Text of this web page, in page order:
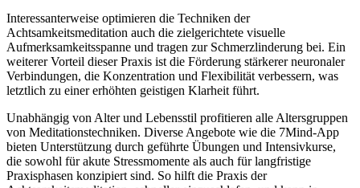
Interessanterweise optimieren die Techniken der
Achtsamkeitsmeditation auch die zielgerichtete visuelle
Aufmerksamkeitsspanne und tragen zur Schmerzlinderung bei. Ein
weiterer Vorteil dieser Praxis ist die Förderung stärkerer neuronaler
Verbindungen, die Konzentration und Flexibilität verbessern, was
letztlich zu einer erhöhten geistigen Klarheit führt.
Unabhängig von Alter und Lebensstil profitieren alle Altersgruppen
von Meditationstechniken. Diverse Angebote wie die 7Mind-App
bieten Unterstützung durch geführte Übungen und Intensivkurse,
die sowohl für akute Stressmomente als auch für langfristige
Praxisphasen konzipiert sind. So hilft die Praxis der